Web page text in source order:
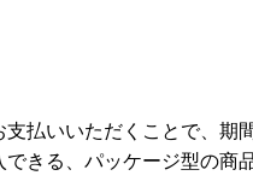
払いいただくことで、期
きる、パッケージ型の商